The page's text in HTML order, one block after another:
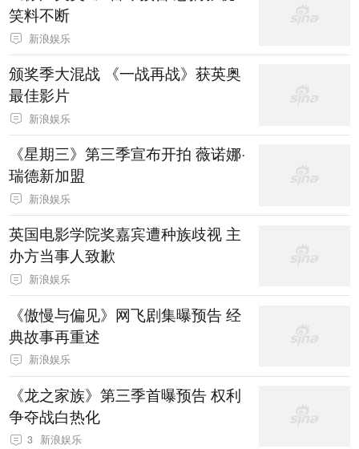
笑料不断
新浪娱乐
颁奖季大混战 《一战再战》获英奥
最佳影片
新浪娱乐
《星期三》第三季宣布开拍 薇诺娜·
瑞德新加盟
新浪娱乐
英国电影学院奖嘉宾遭种族歧视 主
办方当事人致歉
新浪娱乐
《傲慢与偏见》网飞剧集曝预告 经
典故事再重述
新浪娱乐
《龙之家族》第三季首曝预告 权利
争夺战白热化
3 新浪娱乐